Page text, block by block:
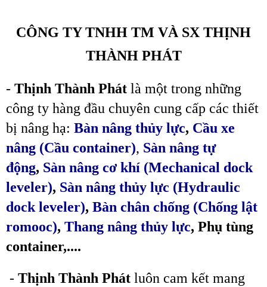
CÔNG TY TNHH TM VÀ SX THỊNH
THÀNH PHÁT
- Thịnh Thành Phát là một trong những
công ty hàng đầu chuyên cung cấp các thiết
bị nâng hạ: Bàn nâng thủy lực, Cầu xe
nâng (Cầu container), Sàn nâng tự
động, Sàn nâng cơ khí (Mechanical dock
leveler), Sàn nâng thủy lực (Hydraulic
dock leveler), Bàn chân chống (Chống lật
romooc), Thang nâng thủy lực, Phụ tùng
container,....
- Thịnh Thành Phát luôn cam kết mang